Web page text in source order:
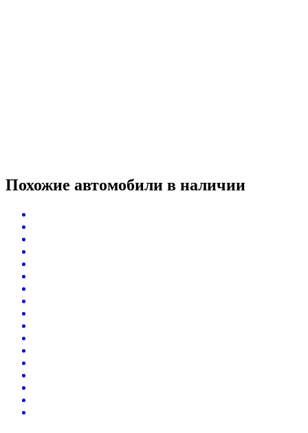
Похожие автомобили в наличии